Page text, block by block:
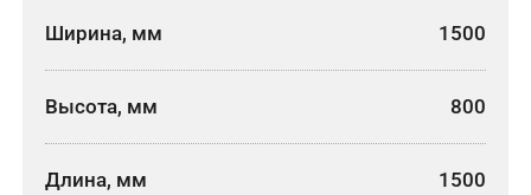
Ширина, мм 1500
Высота, мм 800
Длина, мм 1500